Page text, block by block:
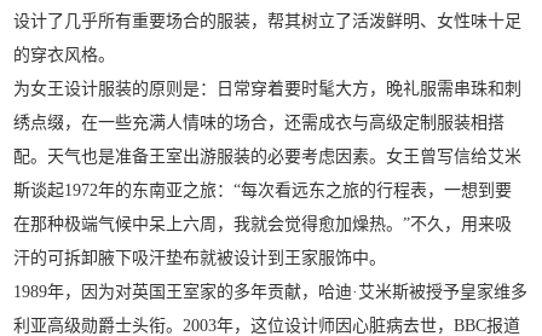
设计了几乎所有重要场合的服装，帮其树立了活泼鲜明、女性味十足
的穿衣风格。
为女王设计服装的原则是：日常穿着要时髦大方，晚礼服需串珠和刺
绣点缀，在一些充满人情味的场合，还需成衣与高级定制服装相搭
配。天气也是准备王室出游服装的必要考虑因素。女王曾写信给艾米
斯谈起1972年的东南亚之旅：“每次看远东之旅的行程表，一想到要
在那种极端气候中呆上六周，我就会觉得愈加燥热。”不久，用来吸
汗的可拆卸腋下吸汗垫布就被设计到王家服饰中。
1989年，因为对英国王室家的多年贡献，哈迪·艾米斯被授予皇家维多
利亚高级勋爵士头衔。2003年，这位设计师因心脏病去世，BBC报道